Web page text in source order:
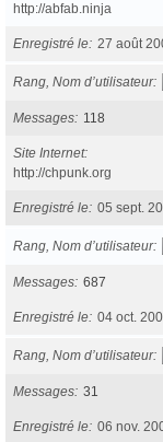
http://abfab.ninja
Enregistré le 27 août
Rang, Nom d’utilisateur
Messages 118
Site Internet
http://chpunk.org
Enregistré le 05 sept.
Rang, Nom d’utilisateur
Messages 687
Enregistré le 04 oct.
Rang, Nom d’utilisateur
Messages 31
Enregistré le 06 nov.